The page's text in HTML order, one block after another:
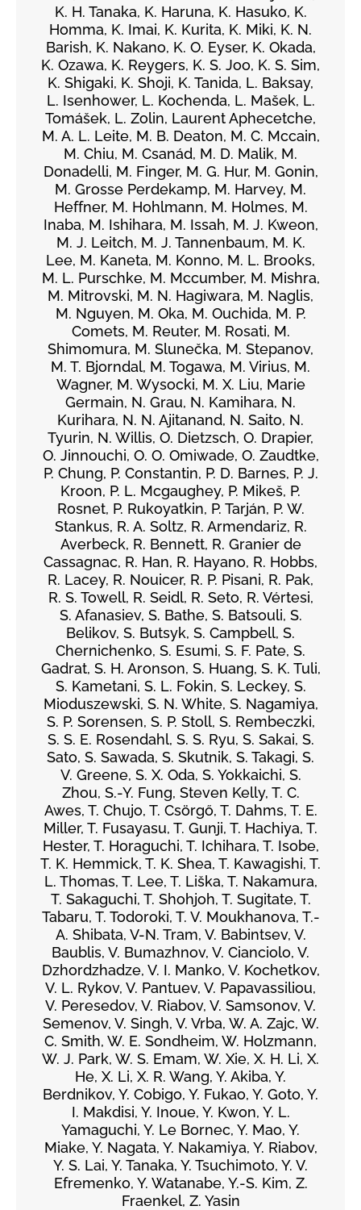
K. H. Tanaka, K. Haruna, K. Hasuko, K.
Homma, K. Imai, K. Kurita, K. Miki, K. N.
Barish, K. Nakano, K. O. Eyser, K. Okada,
K. Ozawa, K. Reygers, K. S. Joo, K. S. Sim,
K. Shigaki, K. Shoji, K. Tanida, L. Baksay,
L. Isenhower, L. Kochenda, L. Mašek, L.
Tomášek, L. Zolin, Laurent Aphecetche,
M. A. L. Leite, M. B. Deaton, M. C. Mccain,
M. Chiu, M. Csanád, M. D. Malik, M.
Donadelli, M. Finger, M. G. Hur, M. Gonin,
M. Grosse Perdekamp, M. Harvey, M.
Heffner, M. Hohlmann, M. Holmes, M.
Inaba, M. Ishihara, M. Issah, M. J. Kweon,
M. J. Leitch, M. J. Tannenbaum, M. K.
Lee, M. Kaneta, M. Konno, M. L. Brooks,
M. L. Purschke, M. Mccumber, M. Mishra,
M. Mitrovski, M. N. Hagiwara, M. Naglis,
M. Nguyen, M. Oka, M. Ouchida, M. P.
Comets, M. Reuter, M. Rosati, M.
Shimomura, M. Slunečka, M. Stepanov,
M. T. Bjorndal, M. Togawa, M. Virius, M.
Wagner, M. Wysocki, M. X. Liu, Marie
Germain, N. Grau, N. Kamihara, N.
Kurihara, N. N. Ajitanand, N. Saito, N.
Tyurin, N. Willis, O. Dietzsch, O. Drapier,
O. Jinnouchi, O. O. Omiwade, O. Zaudtke,
P. Chung, P. Constantin, P. D. Barnes, P. J.
Kroon, P. L. Mcgaughey, P. Mikeš, P.
Rosnet, P. Rukoyatkin, P. Tarján, P. W.
Stankus, R. A. Soltz, R. Armendariz, R.
Averbeck, R. Bennett, R. Granier de
Cassagnac, R. Han, R. Hayano, R. Hobbs,
R. Lacey, R. Nouicer, R. P. Pisani, R. Pak,
R. S. Towell, R. Seidl, R. Seto, R. Vértesi,
S. Afanasiev, S. Bathe, S. Batsouli, S.
Belikov, S. Butsyk, S. Campbell, S.
Chernichenko, S. Esumi, S. F. Pate, S.
Gadrat, S. H. Aronson, S. Huang, S. K. Tuli,
S. Kametani, S. L. Fokin, S. Leckey, S.
Mioduszewski, S. N. White, S. Nagamiya,
S. P. Sorensen, S. P. Stoll, S. Rembeczki,
S. S. E. Rosendahl, S. S. Ryu, S. Sakai, S.
Sato, S. Sawada, S. Skutnik, S. Takagi, S.
V. Greene, S. X. Oda, S. Yokkaichi, S.
Zhou, S.-Y. Fung, Steven Kelly, T. C.
Awes, T. Chujo, T. Csörgő, T. Dahms, T. E.
Miller, T. Fusayasu, T. Gunji, T. Hachiya, T.
Hester, T. Horaguchi, T. Ichihara, T. Isobe,
T. K. Hemmick, T. K. Shea, T. Kawagishi, T.
L. Thomas, T. Lee, T. Liška, T. Nakamura,
T. Sakaguchi, T. Shohjoh, T. Sugitate, T.
Tabaru, T. Todoroki, T. V. Moukhanova, T.-
A. Shibata, V-N. Tram, V. Babintsev, V.
Baublis, V. Bumazhnov, V. Cianciolo, V.
Dzhordzhadze, V. I. Manko, V. Kochetkov,
V. L. Rykov, V. Pantuev, V. Papavassiliou,
V. Peresedov, V. Riabov, V. Samsonov, V.
Semenov, V. Singh, V. Vrba, W. A. Zajc, W.
C. Smith, W. E. Sondheim, W. Holzmann,
W. J. Park, W. S. Emam, W. Xie, X. H. Li, X.
He, X. Li, X. R. Wang, Y. Akiba, Y.
Berdnikov, Y. Cobigo, Y. Fukao, Y. Goto, Y.
I. Makdisi, Y. Inoue, Y. Kwon, Y. L.
Yamaguchi, Y. Le Bornec, Y. Mao, Y.
Miake, Y. Nagata, Y. Nakamiya, Y. Riabov,
Y. S. Lai, Y. Tanaka, Y. Tsuchimoto, Y. V.
Efremenko, Y. Watanabe, Y.-S. Kim, Z.
Fraenkel, Z. Yasin